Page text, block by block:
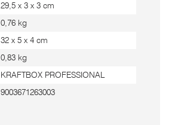
29,5 x 3 x 3 cm
0,76 kg
32 x 5 x 4 cm
0,83 kg
KRAFTBOX PROFESSIONAL
9003671263003